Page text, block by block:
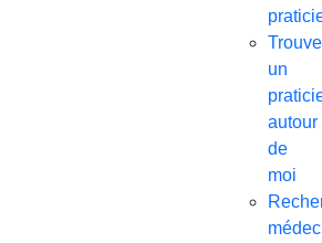
un
autour
de
moi